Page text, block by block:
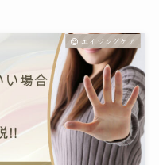
エイジングケア